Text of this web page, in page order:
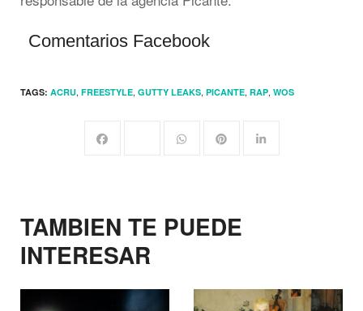
Comentarios Facebook
TAGS: ACRU, FREESTYLE, GUTTY LEAKS, PICANTE, RAP, WOS
TAMBIEN TE PUEDE
INTERESAR